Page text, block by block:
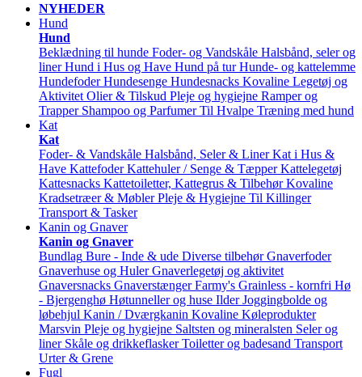
NYHEDER
Hund
Hund
Beklædning til hunde Foder- og Vandskåle Halsbånd, seler og
liner Hund i Hus og Have Hund på tur Hunde- og kattelemme
Hundefoder Hundesenge Hundesnacks Kovaline Legetøj og
Aktivitet Olier & Tilskud Pleje og hygiejne Ramper og
Trapper Shampoo og Parfumer Til Hvalpe Træning med hund
Kat
Kat
Foder- & Vandskåle Halsbånd, Seler & Liner Kat i Hus &
Have Kattefoder Kattehuler / Senge & Tæpper Kattelegetøj
Kattesnacks Kattetoiletter, Kattegrus & Tilbehør Kovaline
Kradsetræer & Møbler Pleje & Hygiejne Til Killinger
Transport & Tasker
Kanin og Gnaver
Kanin og Gnaver
Bundlag Bure - Inde & ude Diverse tilbehør Gnaverfoder
Gnaverhuse og Huler Gnaverlegetøj og aktivitet
Gnaversnacks Gnaverstænger Farmy's Grainless - kornfri Hø
- Bjergenghø Høtunneller og huse Ilder Joggingbolde og
løbehjul Kanin / Dværgkanin Kovaline Køleprodukter
Marsvin Pleje og hygiejne Saltsten og mineralsten Seler og
liner Skåle og drikkeflasker Toiletter og badesand Transport
Urter & Grene
Fugl